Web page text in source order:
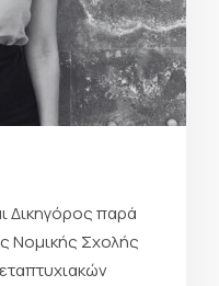
Δικηγόρος παρά
Νομικής Σχολής